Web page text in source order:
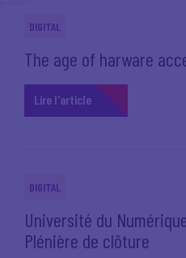
DIGITAL
The age of harware
Lire l'article
DIGITAL
Université du
Plénière de clôture